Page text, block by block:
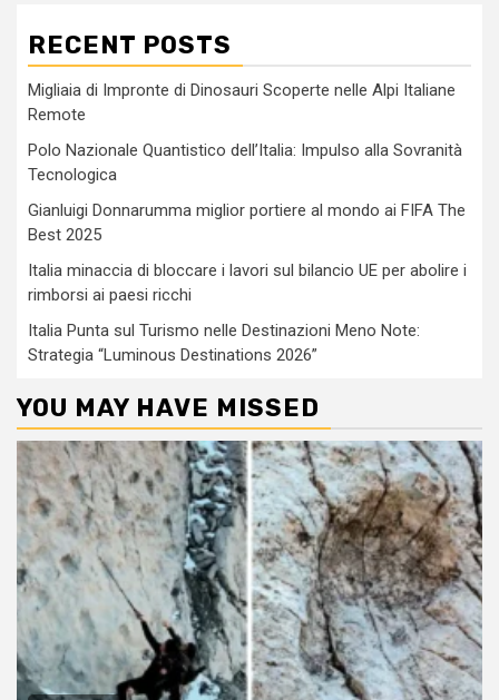
RECENT POSTS
Migliaia di Impronte di Dinosauri Scoperte nelle Alpi Italiane
Remote
Polo Nazionale Quantistico dell’Italia: Impulso alla Sovranità
Tecnologica
Gianluigi Donnarumma miglior portiere al mondo ai FIFA The
Best 2025
Italia minaccia di bloccare i lavori sul bilancio UE per abolire i
rimborsi ai paesi ricchi
Italia Punta sul Turismo nelle Destinazioni Meno Note:
Strategia “Luminous Destinations 2026”
YOU MAY HAVE MISSED